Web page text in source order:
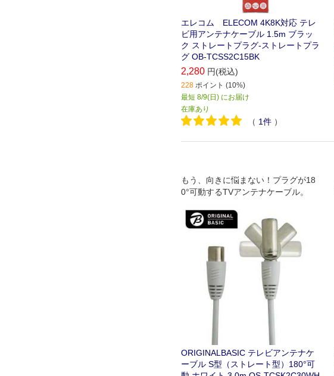
エレコム ELECOM 4K8K対応 テレ
ビ用アンテナケーブル 1.5m ブラッ
ク ストレートプラグ-ストレートプラ
グ OB-TCSS2C15BK
2,280 円(税込)
228 ポイント (10%)
最短 8/9(日) にお届け
在庫あり
（ 1件 ）
もう、向きに悩まない！プラグが18
0°可動するTVアンテナケーブル。
ORIGINALBASIC テレビアンテナケ
ーブル S型（ストレート型）180°可